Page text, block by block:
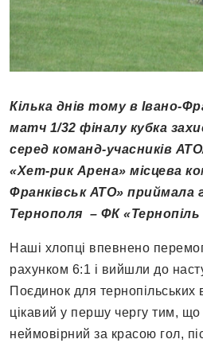
Кілька днів тому в Івано-
матч 1/32 фіналу кубка
серед команд-учасників
«Хет-рик Арена» місцева
Франківськ АТО» приймала
Тернополя – ФК «Тернопіль
Наші хлопці впевнено
рахунком 6:1 і вийшли до
Поєдинок для тернопільських
цікавий у першу чергу тим,
неймовірний за красою гол,